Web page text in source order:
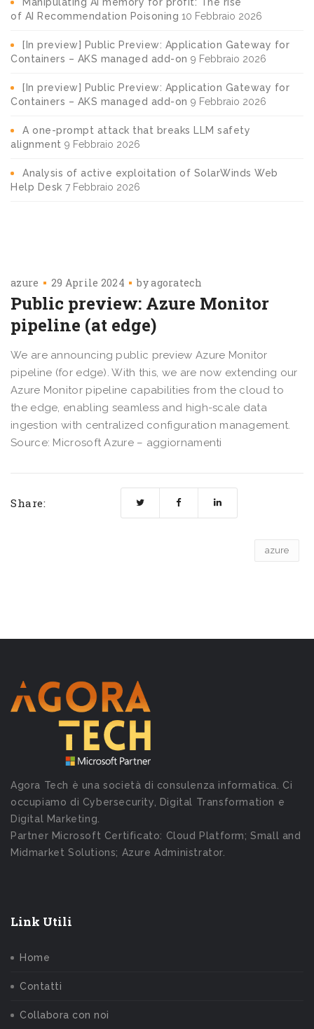
of AI Recommendation Poisoning 10 Febbraio 2026
[In preview] Public Preview: Application Gateway for
Containers – AKS managed add-on 9 Febbraio 2026
[In preview] Public Preview: Application Gateway for
Containers – AKS managed add-on 9 Febbraio 2026
A one-prompt attack that breaks LLM safety
alignment 9 Febbraio 2026
Analysis of active exploitation of SolarWinds Web
Help Desk 7 Febbraio 2026
azure 29 Aprile 2024 byagoratech
Public preview: Azure Monitor
pipeline (at edge)
We are announcing public preview Azure Monitor
pipeline (for edge). With this, we are now extending our
Azure Monitor pipeline capabilities from the cloud to
the edge, enabling seamless and high-scale data
ingestion with centralized configuration management.
Source: Microsoft Azure – aggiornamenti
Share:
azure
Agora Tech è una società di consulenza informatica. Ci
occupiamo di Cybersecurity, Digital Transformation e
Digital Marketing.
Partner Microsoft Certificato: Cloud Platform; Small and
Midmarket Solutions; Azure Administrator.
Link Utili
Home
Contatti
Collabora con noi